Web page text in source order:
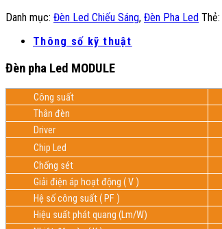
Danh mục: Đèn Led Chiếu Sáng, Đèn Pha Led Thẻ:
Thông số kỹ thuật
Đèn pha Led MODULE
Công suất
Thân đèn
Driver
Chip Led
Chống sét
Giải điện áp hoạt động ( V )
Hệ số công suất ( PF )
Hiệu suất phát quang (Lm/W)